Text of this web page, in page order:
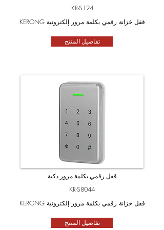
KR-S124
KERONG قفل خزانة رقمي بكلمة مرور إلكترونية
تفاصيل المنتج
قفل رقمي بكلمة مرور ذكية
KR-S8044
KERONG قفل خزانة رقمي بكلمة مرور إلكترونية
تفاصيل المنتج